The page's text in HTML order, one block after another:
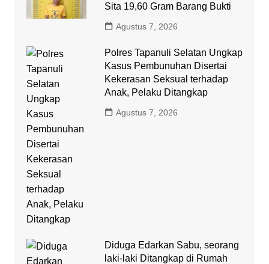
Sita 19,60 Gram Barang Bukti
Agustus 7, 2026
Polres Tapanuli Selatan Ungkap
Kasus Pembunuhan Disertai
Kekerasan Seksual terhadap
Anak, Pelaku Ditangkap
Agustus 7, 2026
Diduga Edarkan Sabu, seorang
laki-laki Ditangkap di Rumah